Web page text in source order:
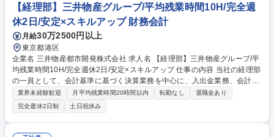
【経理部】三井物産グループ/平均残業時間10H/完全週
休2日/安定×スキルアップ 財務会計
月給30万2500円以上
東京都港区
企業名 三井物産都市開発株式会社 求人名 【経理部】三井物産グループ/平
均残業時間10H/完全週休2日/安定×スキルアップ 仕事の内容 当社の経理部
の一員として、会計基準に基づく決算業務を中心に、入出金業務、会計シ
ステム対応、月次/四半期決算業務等をお任せします。経理業務全般、幅広
く業務を経験できるポジションとなります。 【業務詳細】・単体月次/年
次決算（日本基準）、親会社連結決算業務（四半期決算：IFRS）、会計監
査対応 ・会計システム対応業務（OBIC、楽楽精算、固定資産管理、借入
業界未経験歓迎 月平均残業時間20時間以内 転勤なし
退職金あり
完全週休2日制
土日祝休み